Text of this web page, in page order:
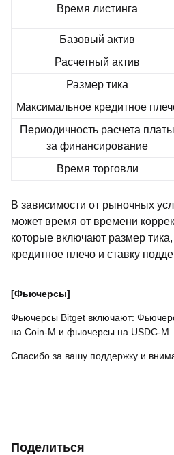
Время листинга
Базовый актив
Расчетный актив
Размер тика
Максимальное кредитное
Периодичность расчета платы
за финансирование
Время торговли
В зависимости от рыночных
может время от времени
которые включают размер
кредитное плечо и ставку
[Фьючерсы]
Фьючерсы Bitget включают:
на Coin-M и фьючерсы на USDC-М.
Спасибо за вашу поддержку и
Поделиться